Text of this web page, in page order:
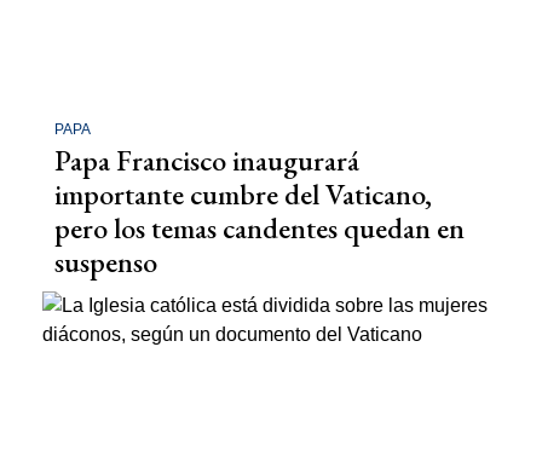
PAPA
Papa Francisco inaugurará
importante cumbre del Vaticano,
pero los temas candentes quedan en
suspenso